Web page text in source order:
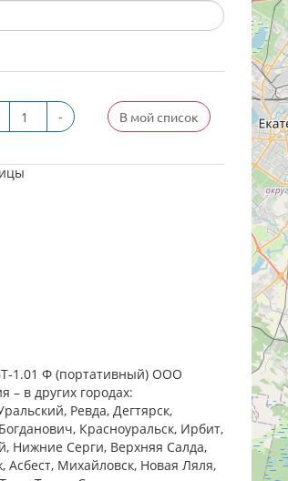
- В мой список
1.01 Ф (портативный) ООО
– в других городах:
Ревда, Дегтярск,
Красноуральск, Ирбит,
Нижние Cерги, Верхняя Салда,
Асбест, Михайловск, Новая Ляля,